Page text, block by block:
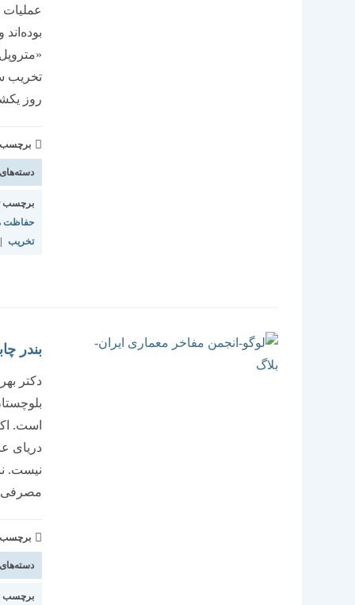
عملیات
تخریب
روز
برچسب
برچسب
حفاظت
تخریب
بندر
دکتر
است.
دریای
نیست.
مصرفی
برچسب
برچسب